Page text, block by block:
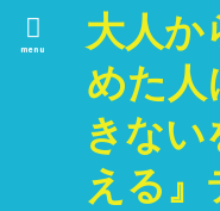
大人か
めた
きな
える
menu